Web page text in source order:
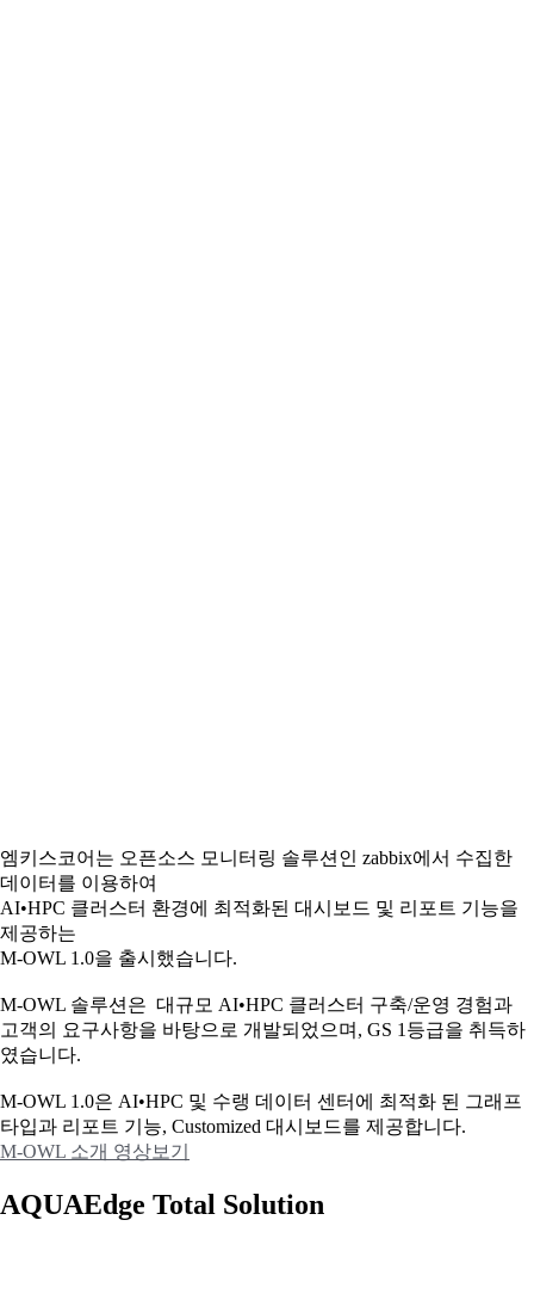
엠키스코어는 오픈소스 모니터링 솔루션인 zabbix에서 수집한
데이터를 이용하여
AI•HPC 클러스터 환경에 최적화된 대시보드 및 리포트 기능을
제공하는
M-OWL 1.0을 출시했습니다.
M-OWL 솔루션은 대규모 AI•HPC 클러스터 구축/운영 경험과
고객의 요구사항을 바탕으로 개발되었으며, GS 1등급을 취득하
였습니다.
M-OWL 1.0은 AI•HPC 및 수랭 데이터 센터에 최적화 된 그래프
타입과 리포트 기능, Customized 대시보드를 제공합니다.
M-OWL 소개 영상보기
AQUAEdge Total Solution